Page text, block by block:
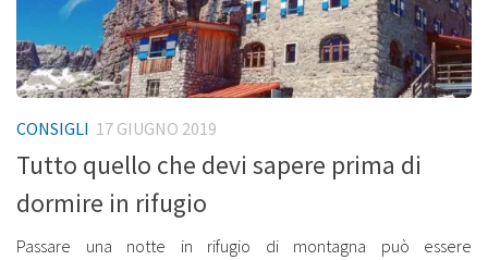
CONSIGLI 17 GIUGNO 2019
Tutto quello che devi sapere prima di
dormire in rifugio
Passare una notte in rifugio di montagna può essere